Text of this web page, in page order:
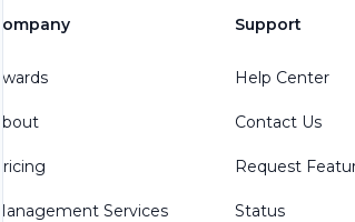
Company
Awards
About
Pricing
Management Services
Support
Help Center
Contact Us
Request
Status